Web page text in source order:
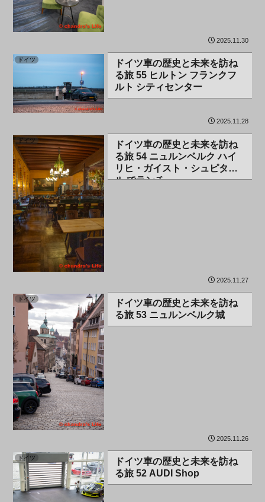
2025.11.30
ドイツ
ドイツ車の歴史と未来を訪ね
る旅 55 ヒルトン フランクフ
ルト シティセンター
2025.11.28
ドイツ
ドイツ車の歴史と未来を訪ね
る旅 54 ニュルンベルク ハイ
リヒ・ガイスト・シュピター
ル でランチ
2025.11.27
ドイツ
ドイツ車の歴史と未来を訪ね
る旅 53 ニュルンベルク城
2025.11.26
ドイツ
ドイツ車の歴史と未来を訪ね
る旅 52 AUDI Shop